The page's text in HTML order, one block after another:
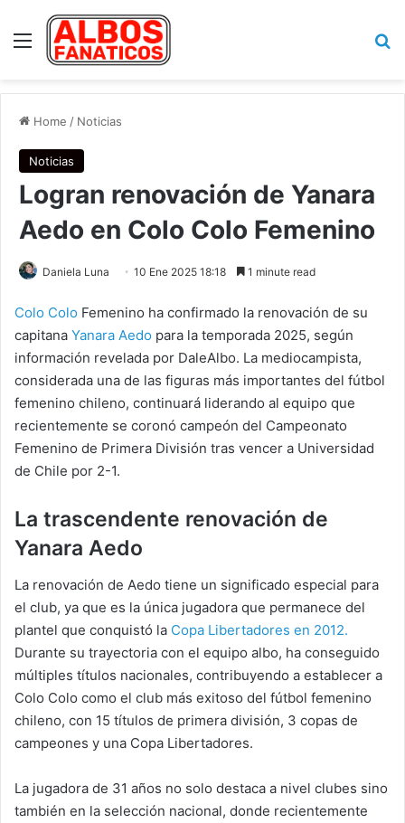
Menu
Home / Noticias
Noticias
Logran renovación de Yanara
Aedo en Colo Colo Femenino
Daniela Luna 10 Ene 2025 18:18 1 minute read
Colo Colo Femenino ha confirmado la renovación de su
capitana Yanara Aedo para la temporada 2025, según
información revelada por DaleAlbo. La mediocampista,
considerada una de las figuras más importantes del fútbol
femenino chileno, continuará liderando al equipo que
recientemente se coronó campeón del Campeonato
Femenino de Primera División tras vencer a Universidad
de Chile por 2-1.
La trascendente renovación de
Yanara Aedo
La renovación de Aedo tiene un significado especial para
el club, ya que es la única jugadora que permanece del
plantel que conquistó la Copa Libertadores en 2012.
Durante su trayectoria con el equipo albo, ha conseguido
múltiples títulos nacionales, contribuyendo a establecer a
Colo Colo como el club más exitoso del fútbol femenino
chileno, con 15 títulos de primera división, 3 copas de
campeones y una Copa Libertadores.
La jugadora de 31 años no solo destaca a nivel clubes sino
también en la selección nacional, donde recientemente